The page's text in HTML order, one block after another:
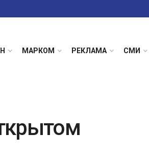
МАРКОМ РЕКЛАМА СМИ